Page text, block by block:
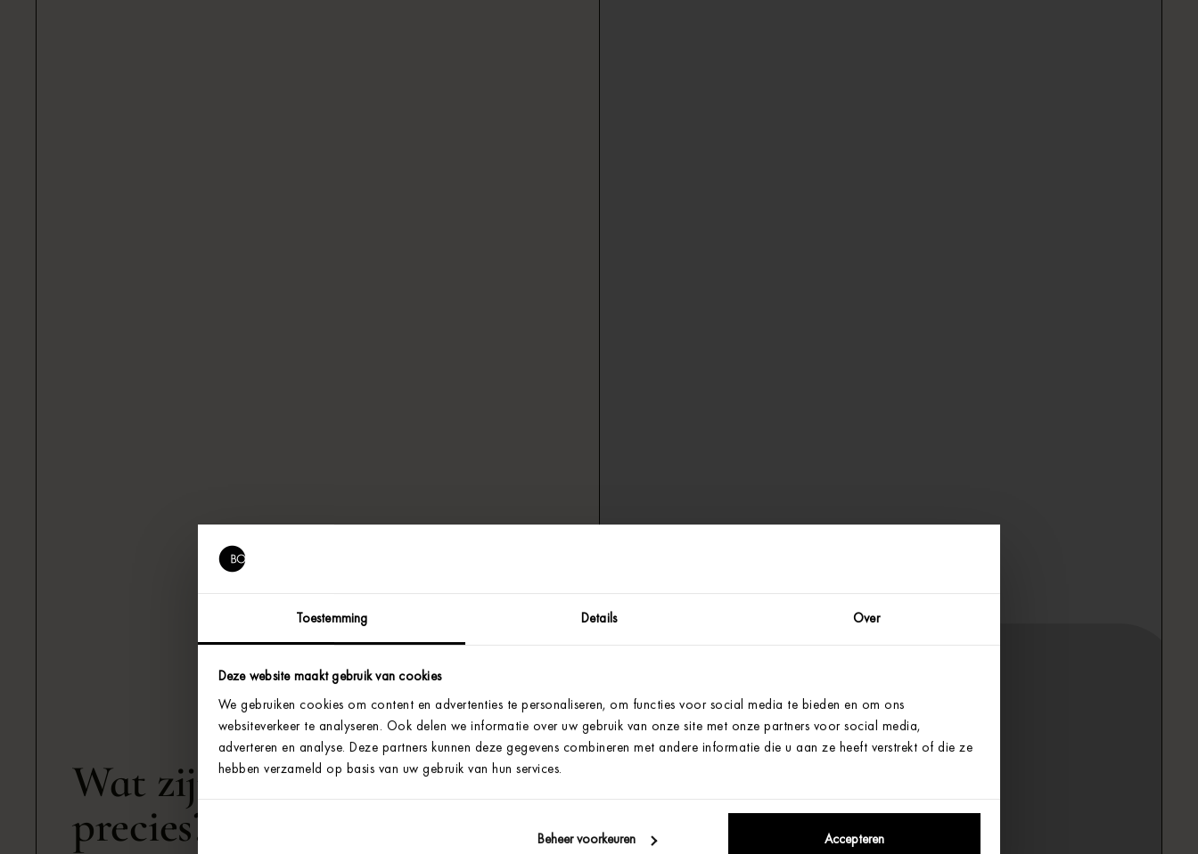
Toestemming Details Over
Deze website maakt gebruik van cookies
We gebruiken cookies om content en advertenties te personaliseren, om functies voor social media te bieden en om ons
websiteverkeer te analyseren. Ook delen we informatie over uw gebruik van onze site met onze partners voor social media,
adverteren en analyse. Deze partners kunnen deze gegevens combineren met andere informatie die u aan ze heeft verstrekt of die ze
hebben verzameld op basis van uw gebruik van hun services.
Beheer voorkeuren Accepteren
Wat zijn droge ogen
precies?